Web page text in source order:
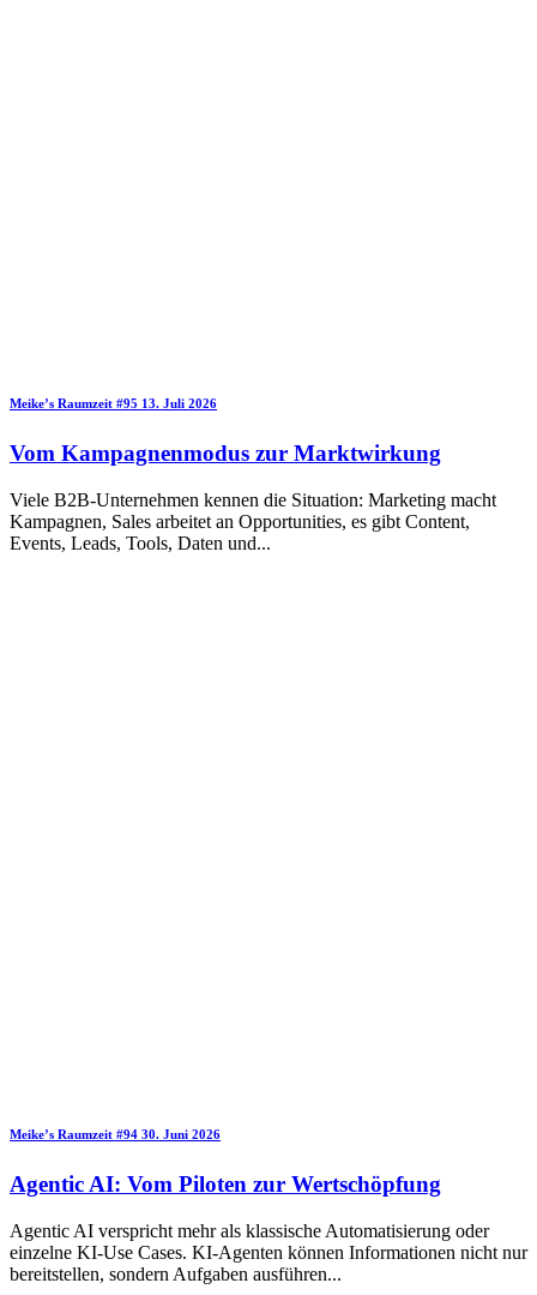
Meike’s Raumzeit #95 13. Juli 2026
Vom Kampagnenmodus zur Marktwirkung
Viele B2B-Unternehmen kennen die Situation: Marketing macht
Kampagnen, Sales arbeitet an Opportunities, es gibt Content,
Events, Leads, Tools, Daten und...
Meike’s Raumzeit #94 30. Juni 2026
Agentic AI: Vom Piloten zur Wertschöpfung
Agentic AI verspricht mehr als klassische Automatisierung oder
einzelne KI-Use Cases. KI-Agenten können Informationen nicht nur
bereitstellen, sondern Aufgaben ausführen...